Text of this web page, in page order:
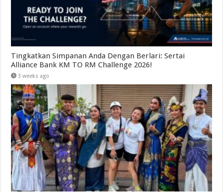
Tingkatkan Simpanan Anda Dengan Berlari: Sertai
Alliance Bank KM TO RM Challenge 2026!
3 weeks ago